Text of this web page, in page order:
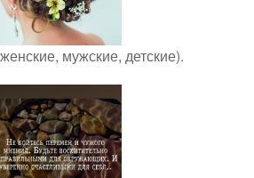
мужские, детские).